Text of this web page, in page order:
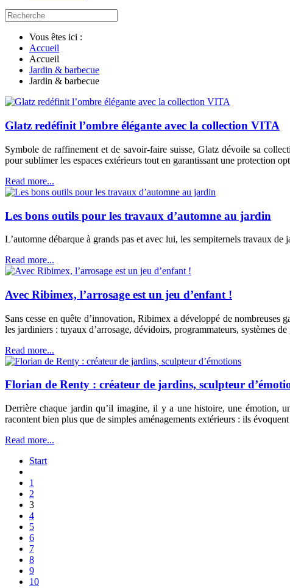
Vous êtes ici :
Accueil
Accueil
Jardin & barbecue
Jardin & barbecue
Glatz redéfinit l’ombre élégante avec la collection VITA
Symbole de raffinement et de savoir-faire suisse, Glatz dévoile sa
pour sublimer les espaces extérieurs tout en garantissant une protection
Read more...
Les bons outils pour les travaux d’automne au jardin
L’automne débarque à grands pas et avec lui, les sempiternels travaux
Read more...
Avec Ribimex, l’arrosage est un jeu d’enfant !
Sans cesse en quête d’innovation, Ribimex a développé de nombreuses
les jardiniers : tuyaux d’arrosage, dévidoirs, programmateurs, systèmes
Read more...
Florian de Renty : créateur de jardins, sculpteur
Derrière chaque jardin qu’il imagine, il y a une histoire, une émotion,
racontent bien plus que de simples aménagements extérieurs : ils
Read more...
Start
1
2
3
4
5
6
7
8
9
10